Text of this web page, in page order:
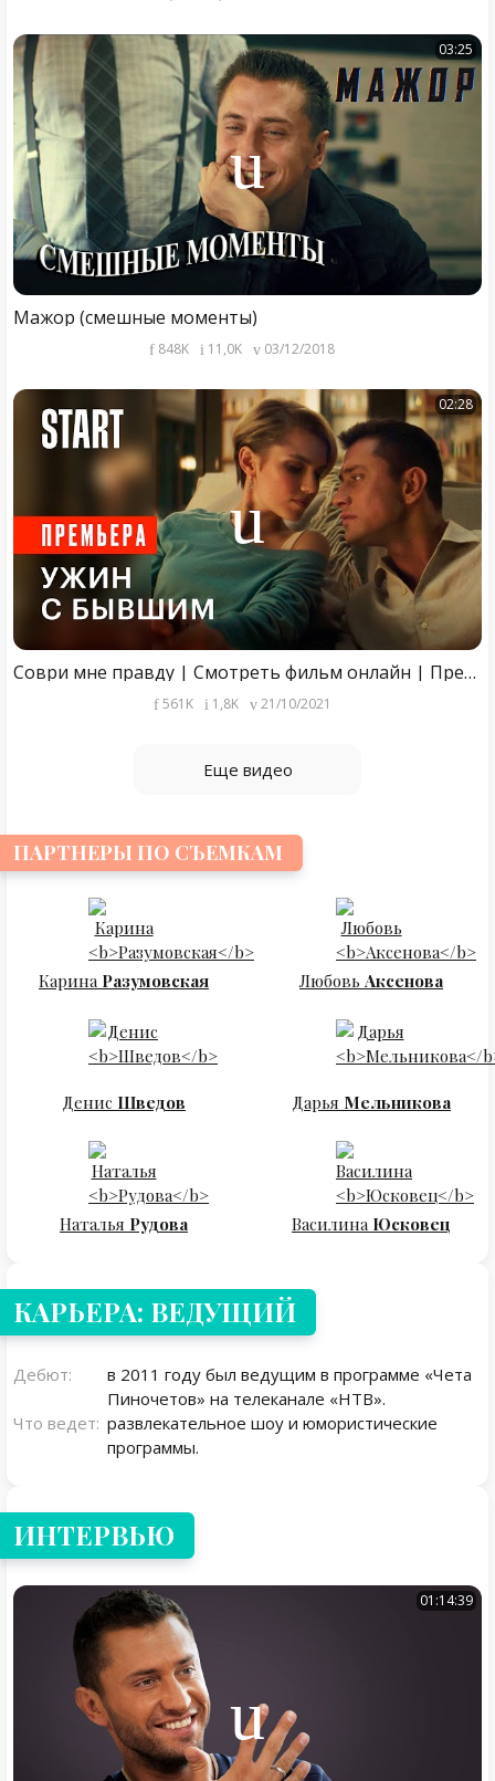
03:25
Мажор (смешные моменты)
848K 11,0K 03/12/2018
02:28
Соври мне правду | Смотреть фильм онлайн | Премьера | Отрывок (Павел Прилучный, Дарья Мельникова)
561K 1,8K 21/10/2021
Еще видео
ПАРТНЕРЫ ПО СЪЕМКАМ
Карина Разумовская Любовь Аксенова
Денис Шведов Дарья Мельникова
Наталья Рудова Василина Юсковец
КАРЬЕРА: ВЕДУЩИЙ
Дебют:
в 2011 году был ведущим в программе «Чета
Пиночетов» на телеканале «НТВ».
Что ведет: развлекательное шоу и юмористические
программы.
ИНТЕРВЬЮ
01:14:39